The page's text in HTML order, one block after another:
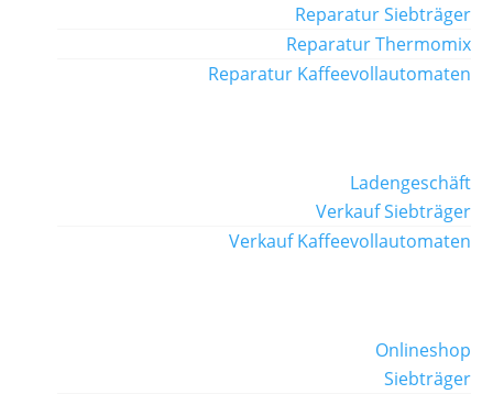
Reparatur Siebträger
Reparatur Thermomix
Reparatur Kaffeevollautomaten
Ladengeschäft
Verkauf Siebträger
Verkauf Kaffeevollautomaten
Onlineshop
Siebträger